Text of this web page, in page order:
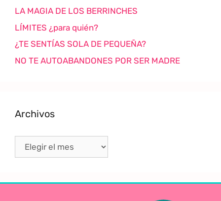
LA MAGIA DE LOS BERRINCHES
LÍMITES ¿para quién?
¿TE SENTÍAS SOLA DE PEQUEÑA?
NO TE AUTOABANDONES POR SER MADRE
Archivos